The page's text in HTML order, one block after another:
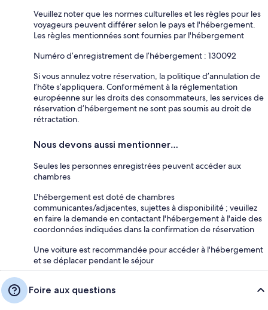
Veuillez noter que les normes culturelles et les règles pour les
voyageurs peuvent différer selon le pays et l'hébergement.
Les règles mentionnées sont fournies par l'hébergement
Numéro d’enregistrement de l’hébergement : 130092
Si vous annulez votre réservation, la politique d’annulation de
l’hôte s’appliquera. Conformément à la réglementation
européenne sur les droits des consommateurs, les services de
réservation d’hébergement ne sont pas soumis au droit de
rétractation.
Nous devons aussi mentionner…
Seules les personnes enregistrées peuvent accéder aux
chambres
L'hébergement est doté de chambres
communicantes/adjacentes, sujettes à disponibilité ; veuillez
en faire la demande en contactant l'hébergement à l'aide des
coordonnées indiquées dans la confirmation de réservation
Une voiture est recommandée pour accéder à l'hébergement
et se déplacer pendant le séjour
Foire aux questions